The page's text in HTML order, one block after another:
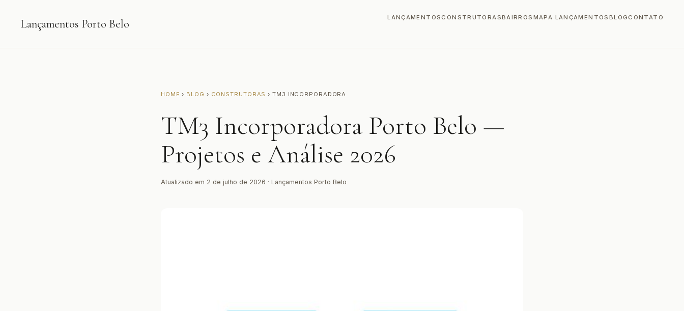
Lançamentos Porto Belo LANÇAMENTOSCONSTRUTORASBAIRROS MAPA LANÇAMENTOS BLOGCONTATO
HOME › BLOG › CONSTRUTORAS › TM3 INCORPORADORA
TM3 Incorporadora Porto Belo —
Projetos e Análise 2026
Atualizado em 2 de julho de 2026 · Lançamentos Porto Belo